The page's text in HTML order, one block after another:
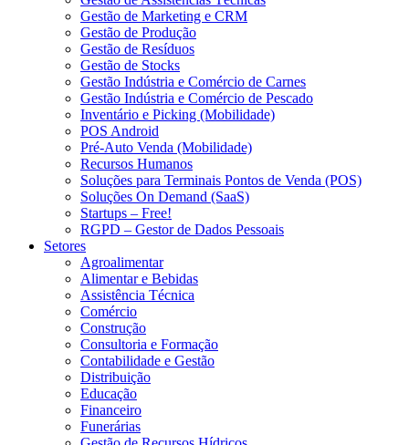
Gestão de Marketing e CRM
Gestão de Produção
Gestão de Resíduos
Gestão de Stocks
Gestão Indústria e Comércio de Carnes
Gestão Indústria e Comércio de Pescado
Inventário e Picking (Mobilidade)
POS Android
Pré-Auto Venda (Mobilidade)
Recursos Humanos
Soluções para Terminais Pontos de Venda (POS)
Soluções On Demand (SaaS)
Startups – Free!
RGPD – Gestor de Dados Pessoais
Setores
Agroalimentar
Alimentar e Bebidas
Assistência Técnica
Comércio
Construção
Consultoria e Formação
Contabilidade e Gestão
Distribuição
Educação
Financeiro
Funerárias